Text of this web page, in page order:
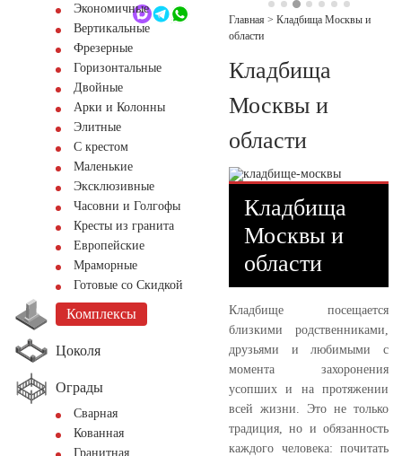
Обратный звонокЭкономичные
Вертикальные
Фрезерные
Горизонтальные
Двойные
Арки и Колонны
Элитные
С крестом
Маленькие
Эксклюзивные
Часовни и Голгофы
Кресты из гранита
Европейские
Мраморные
Готовые со Скидкой
Комплексы
Цоколя
Ограды
Сварная
Кованная
Гранитная
Главная > Кладбища Москвы и
области
Кладбища
Москвы и
области
Кладбища
Москвы и
области
Кладбище посещается
близкими родственниками,
друзьями и любимыми с
момента захоронения
усопших и на протяжении
всей жизни. Это не только
традиция, но и обязанность
каждого человека: почитать